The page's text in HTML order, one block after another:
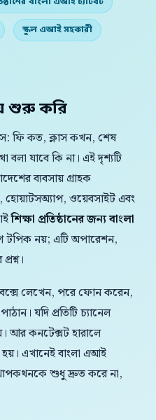
স্কুল এআই সহকারী
শুরু করি
ফি কত, ক্লাস কখন, শেষ
বলা যাবে কি না। এই দৃশ্যটি
ব্যবসায় গ্রাহক
ওয়েবসাইট এবং
শিক্ষা প্রতিষ্ঠানের জন্য বাংলা
টপিক নয়; এটি অপারেশন,
লেখেন, পরে ফোন করেন,
যদি প্রতিটি চ্যানেল
আর কনটেক্সট হারালে
এখানেই বাংলা এআই
শুধু দ্রুত করে না,